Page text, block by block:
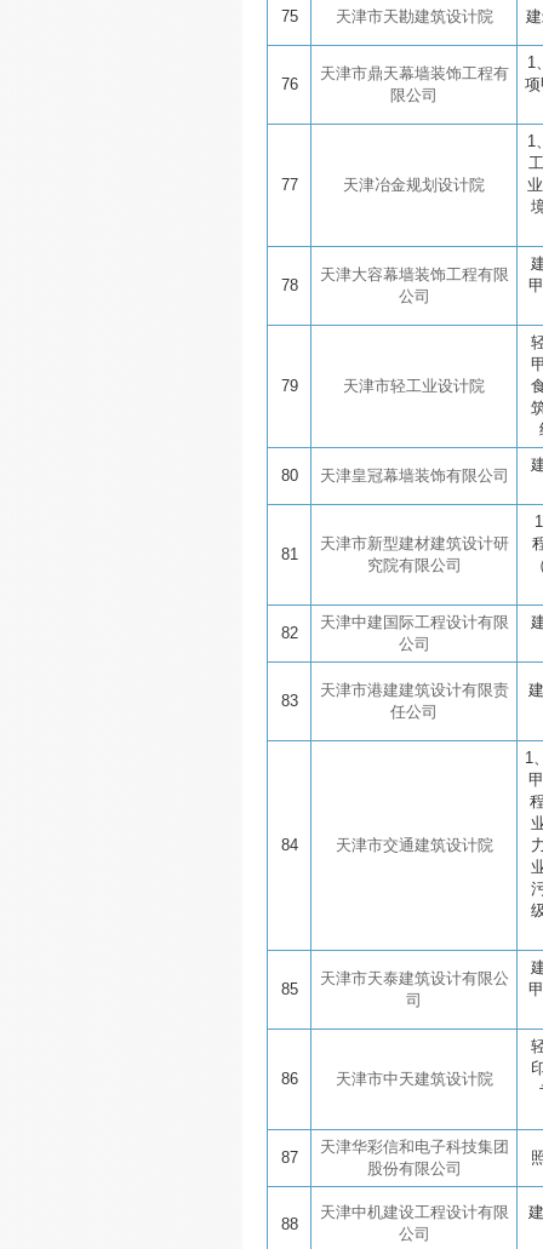
75 天津市天勘建筑设计院
76
天津市鼎天幕墙装饰工程有
限公司
1
77 天津冶金规划设计院
1
78
天津大容幕墙装饰工程有限
公司
79 天津市轻工业设计院
80 天津皇冠幕墙装饰有限公司
81
天津市新型建材建筑设计研
究院有限公司
82
天津中建国际工程设计有限
公司
83
天津市港建建筑设计有限责
任公司
84 天津市交通建筑设计院
1
85
天津市天泰建筑设计有限公
司
86 天津市中天建筑设计院
87
天津华彩信和电子科技集团
股份有限公司
88
天津中机建设工程设计有限
公司